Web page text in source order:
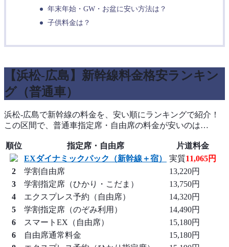
年末年始・GW・お盆に安い方法は？
子供料金は？
【浜松-広島】新幹線料金格安ランキン
グ（普通車）
浜松-広島で新幹線の料金を、安い順にランキングで紹介！
この区間で、普通車指定席・自由席の料金が安いのは…
順位 指定席・自由席
片道料金
EXダイナミックパック（新幹線＋宿）
実質11,065円
2
学割自由席
13,220円
3
学割指定席（ひかり・こだま）
13,750円
4
エクスプレス予約（自由席）
14,320円
5
学割指定席（のぞみ利用）
14,490円
6
スマートEX（自由席）
15,180円
6
自由席通常料金
15,180円